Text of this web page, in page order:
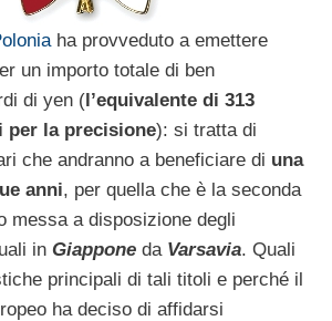
ha provveduto a emettere
un importo totale di ben
di yen (l’equivalente di 313
la precisione): si tratta di
che andranno a beneficiare di una
anni, per quella che è la seconda
messa a disposizione degli
in Giappone da Varsavia. Quali
principali di tali titoli e perché il
ha deciso di affidarsi